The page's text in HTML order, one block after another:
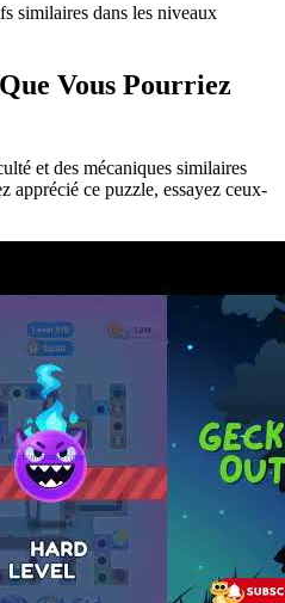
similaires dans les niveaux
Vous Pourriez
et des mécaniques similaires
apprécié ce puzzle, essayez ceux-